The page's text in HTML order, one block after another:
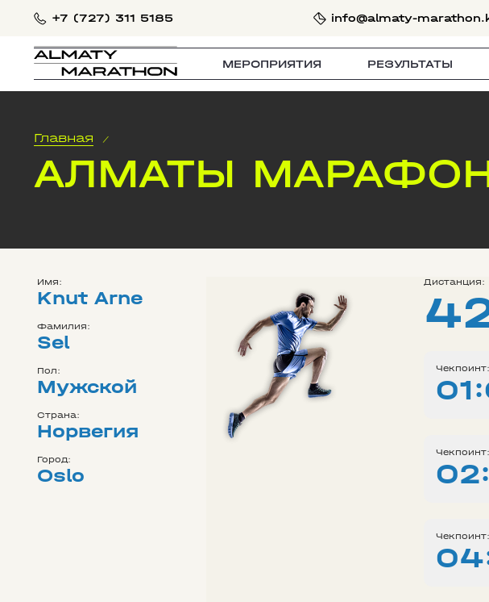
+7 (727) 311 5185 info@almaty-
МЕРОПРИЯТИЯ РЕЗУЛЬТАТЫ
Главная /
АЛМАТЫ
Имя:
Knut Arne
Фамилия:
Sel
Пол:
Мужской
Страна:
Норвегия
Город:
Oslo
Дистанция:
Чекпоинт:
Чекпоинт:
Чекпоинт: